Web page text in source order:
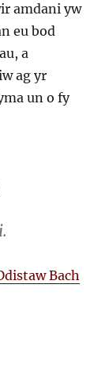
amdani yw
eu bod
a
ag yr
un o fy
Bach